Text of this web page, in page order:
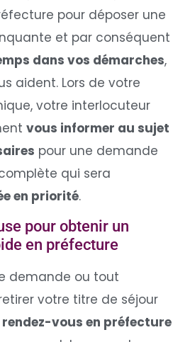
pour déposer une
et par conséquent
dans vos démarches,
aident. Lors de votre
votre interlocuteur
vous informer au sujet
pour une demande
qui sera
en priorité.
pour obtenir un
en préfecture
demande ou tout
votre titre de séjour
rendez-vous en préfecture